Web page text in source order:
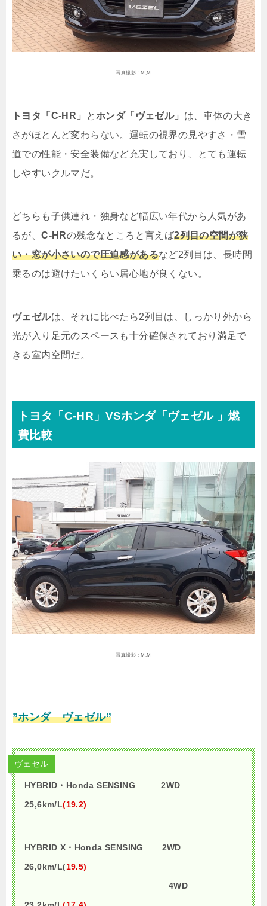
写真撮影：M,M
トヨタ「C-HR」 とホンダ「ヴェゼル」 は、車体の大き
さがほとんど変わらない。運転の視界の見やすさ・雪
道での性能・安全装備など充実しており、とても運転
しやすいクルマだ。
どちらも子供連れ・独身など幅広い年代から人気があ
るが、C-HRの残念なところと言えば2列目の空間が狭
い・窓が小さいので圧迫感があるなど2列目は、長時間
乗るのは避けたいくらい居心地が良くない。
ヴェゼルは、それに比べたら2列目は、しっかり外から
光が入り足元のスペースも十分確保されており満足で
きる室内空間だ。
トヨタ「C-HR」VSホンダ「ヴェゼル 」燃
費比較
写真撮影：M,M
”ホンダ ヴェゼル”
ヴェセル
HYBRID・Honda SENSING 2WD
25,6km/L(19.2)
HYBRID X・Honda SENSING 2WD
26,0km/L(19.5)
4WD